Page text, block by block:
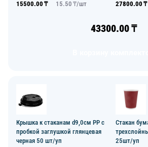
15500.00 ₸ 15.50 ₸/шт
27800.00 ₸
43300.00₸
Крышка к стаканам d9,0см PP с
пробкой заглушкой глянцевая
черная 50 шт/уп
Стакан
25шт/уп